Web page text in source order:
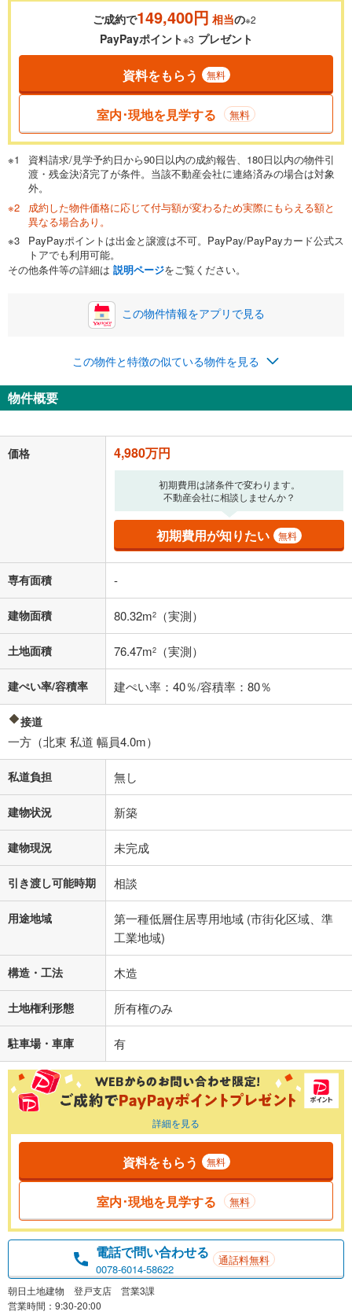
0.01%
一般的には最長35年まで借り入れ可能です。多くの金融機関
が完済時の年齢は80歳までを条件としています。
閉じる
頭金 万円
0万円 4,980万円
自己資金から住宅購入にかけられる金額を入力してくださ
い。一般的には物件価格の2割までが目安です。
閉じる
ボーナス
万円
0円
ナス時の増額分（1回分）を入力してください。
ボーナス払いの限度額は金融機関によって異なります。
閉じる
月々の返済額
上、ご自身での入力をお願いいたします。初期設定で自動入力されてい
る値は、実際の金融機関等における貸出金利とは何ら関係がなく、実際
の金融機関等における貸出金利を何ら保証するものではありません。返
済方法「元利均等返済」にて算出しております。入力された金利を35年
適用した場合の計算結果を表示しています。
その他月額費用や、初期費用がかかります。ご注意ください。実際にお
借り入れの際は各金融機関等に、必ずご自身でご確認をお願いいたしま
す。
条件によってお借り入れができないことがあります。
不動産会社に購入相談をする
閉じる
ご成約で149,400円 相当の※2
PayPayポイント※3 プレゼント
資料をもらう 無料
室内･現地を見学する 無料
資料請求/見学予約日から90日以内の成約報告、180日以内の物件引
渡・残金決済完了が条件。当該不動産会社に連絡済みの場合は対象
外。
成約した物件価格に応じて付与額が変わるため実際にもらえる額と
異なる場合あり。
PayPayポイントは出金と譲渡は不可。PayPay/PayPayカード公式ス
トアでも利用可能。
その他条件等の詳細は 説明ページをご覧ください。
この物件情報をアプリで見る
この物件と特徴の似ている物件を見る
物件概要
価格 4,980万円
初期費用は諸条件で変わります。
不動産会社に相談しませんか？
初期費用が知りたい 無料
専有面積 -
建物面積 80.32m2 （実測）
土地面積 76.47m2 （実測）
建ぺい率/容積率 建ぺい率：40％/容積率：80％
接道
一方（北東 私道 幅員4.0m）
私道負担 無し
建物状況 新築
建物現況 未完成
引き渡し可能時期 相談
用途地域
第一種低層住居専用地域 (市街化区域、準
工業地域)
構造・工法 木造
土地権利形態 所有権のみ
駐車場・車庫 有
詳細を見る
資料をもらう 無料
室内･現地を見学する 無料
電話で問い合わせる
0078-6014-58622
通話料無料
朝日土地建物 登戸支店 営業3課
営業時間：9:30-20:00